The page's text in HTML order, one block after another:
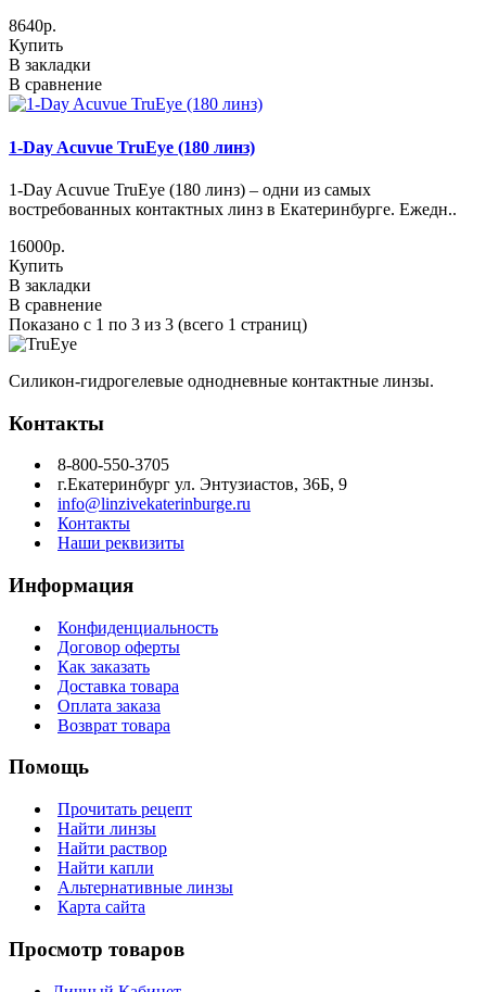
8640р.
Купить
В закладки
В сравнение
1-Day Acuvue TruEye (180 линз)
1-Day Acuvue TruEye (180 линз) – одни из самых
востребованных контактных линз в Екатеринбурге. Ежедн..
16000р.
Купить
В закладки
В сравнение
Показано с 1 по 3 из 3 (всего 1 страниц)
Силикон-гидрогелевые однодневные контактные линзы.
Контакты
8-800-550-3705
г.Екатеринбург ул. Энтузиастов, 36Б, 9
info@linzivekaterinburge.ru
Контакты
Наши реквизиты
Информация
Конфиденциальность
Договор оферты
Как заказать
Доставка товара
Оплата заказа
Возврат товара
Помощь
Прочитать рецепт
Найти линзы
Найти раствор
Найти капли
Альтернативные линзы
Карта сайта
Просмотр товаров